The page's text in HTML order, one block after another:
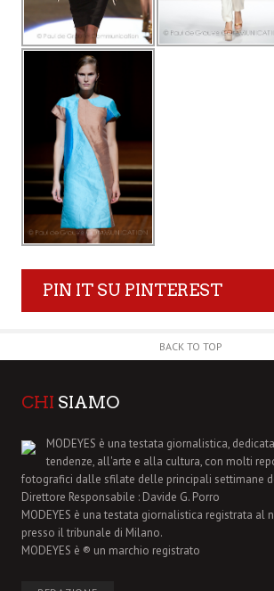
PIN IT SU PINTEREST
BACK TO TOP
CHI SIAMO
MODEYES è una testata giornalistica,
tendenze, all'arte e alla cultura, con molti
fotografici dalle sfilate delle principali settimane
Direttore Responsabile : Davide G. Porro
MODEYES è una testata giornalistica registrata al
presso il tribunale di Milano.
MODEYES è ® un marchio registrato